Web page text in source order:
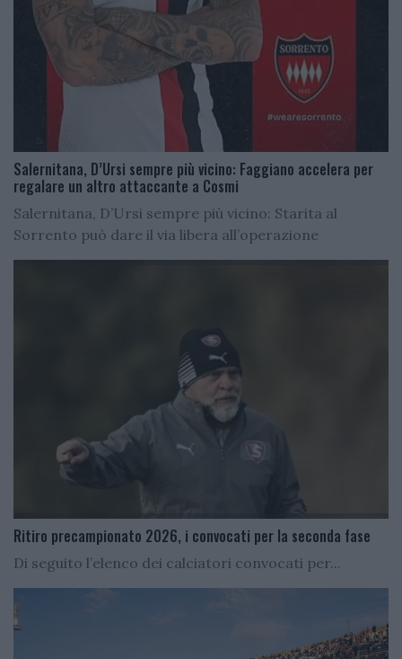
Salernitana, D’Ursi sempre più vicino: Faggiano accelera per
regalare un altro attaccante a Cosmi
Salernitana, D’Ursi sempre più vicino: Starita al
Sorrento può dare il via libera all’operazione
Ritiro precampionato 2026, i convocati per la seconda fase
Di seguito l’elenco dei calciatori convocati per...